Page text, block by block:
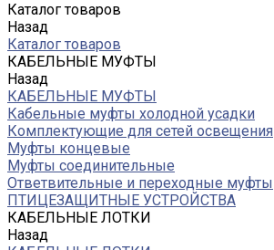
Каталог товаров
Назад
Каталог товаров
КАБЕЛЬНЫЕ МУФТЫ
Назад
КАБЕЛЬНЫЕ МУФТЫ
Кабельные муфты холодной усадки
Комплектующие для сетей освещения
Муфты концевые
Муфты соединительные
Ответвительные и переходные муфты
ПТИЦЕЗАЩИТНЫЕ УСТРОЙСТВА
КАБЕЛЬНЫЕ ЛОТКИ
Назад